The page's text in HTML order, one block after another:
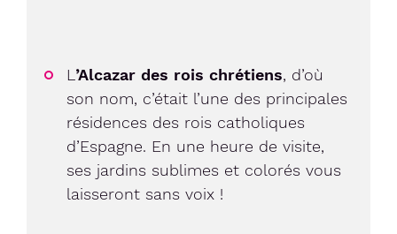
L ’Alcazar des rois chrétiens, d’où
son nom, c’était l’une des principales
résidences des rois catholiques
d’Espagne. En une heure de visite,
ses jardins sublimes et colorés vous
laisseront sans voix !